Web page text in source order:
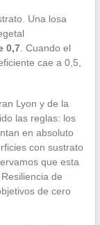
Una losa
0,7. Cuando el
cae a 0,5,
Lyon y de la
las reglas: los
en absoluto
con sustrato
que esta
de
de cero